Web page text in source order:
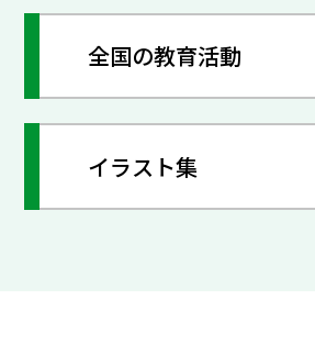
全国の教育活動
イラスト集